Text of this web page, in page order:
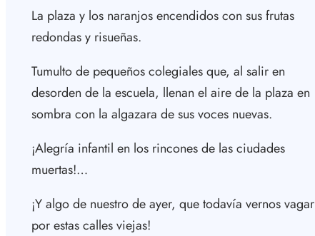
La plaza y los naranjos encendidos con sus frutas
redondas y risueñas.
Tumulto de pequeños colegiales que, al salir en
desorden de la escuela, llenan el aire de la plaza en
sombra con la algazara de sus voces nuevas.
¡Alegría infantil en los rincones de las ciudades
muertas!…
¡Y algo de nuestro de ayer, que todavía vernos vagar
por estas calles viejas!